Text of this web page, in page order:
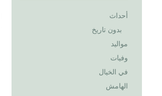
أحداث
بدون تاريخ
مواليد
وفيات
في الخيال
الهامش